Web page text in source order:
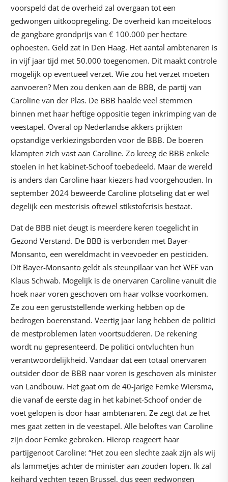
voorspeld dat de overheid zal overgaan tot een
gedwongen uitkoopregeling. De overheid kan moeiteloos
de gangbare grondprijs van € 100.000 per hectare
ophoesten. Geld zat in Den Haag. Het aantal ambtenaren is
in vijf jaar tijd met 50.000 toegenomen. Dit maakt controle
mogelijk op eventueel verzet. Wie zou het verzet moeten
aanvoeren? Men zou denken aan de BBB, de partij van
Caroline van der Plas. De BBB haalde veel stemmen
binnen met haar heftige oppositie tegen inkrimping van de
veestapel. Overal op Nederlandse akkers prijkten
opstandige verkiezingsborden voor de BBB. De boeren
klampten zich vast aan Caroline. Zo kreeg de BBB enkele
stoelen in het kabinet-Schoof toebedeeld. Maar de wereld
is anders dan Caroline haar kiezers had voorgehouden. In
september 2024 beweerde Caroline plotseling dat er wel
degelijk een mestcrisis oftewel stikstofcrisis bestaat.
Dat de BBB niet deugt is meerdere keren toegelicht in
Gezond Verstand. De BBB is verbonden met Bayer-
Monsanto, een wereldmacht in veevoeder en pesticiden.
Dit Bayer-Monsanto geldt als steunpilaar van het WEF van
Klaus Schwab. Mogelijk is de onervaren Caroline vanuit die
hoek naar voren geschoven om haar volkse voorkomen.
Ze zou een geruststellende werking hebben op de
bedrogen boerenstand. Veertig jaar lang hebben de politici
de mestproblemen laten voortsudderen. De rekening
wordt nu gepresenteerd. De politici ontvluchten hun
verantwoordelijkheid. Vandaar dat een totaal onervaren
outsider door de BBB naar voren is geschoven als minister
van Landbouw. Het gaat om de 40-jarige Femke Wiersma,
die vanaf de eerste dag in het kabinet-Schoof onder de
voet gelopen is door haar ambtenaren. Ze zegt dat ze het
mes gaat zetten in de veestapel. Alle beloftes van Caroline
zijn door Femke gebroken. Hierop reageert haar
partijgenoot Caroline: “Het zou een slechte zaak zijn als wij
als lammetjes achter de minister aan zouden lopen. Ik zal
keihard vechten tegen Brussel, dus geen gedwongen